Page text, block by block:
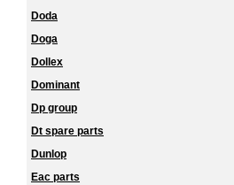
Doda
Doga
Dollex
Dominant
Dp group
Dt spare parts
Dunlop
Eac parts